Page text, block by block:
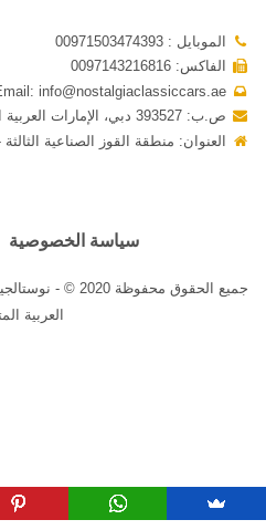
الموبايل : 00971503474393
الفاكس: 0097143216816
ص.ب: 393527 دبي، الإمارات العربية المتحدة
العنوان: منطقة القوز الصناعية الثالثة -
سياسة الخصوصية
جميع الحقوق
العربية